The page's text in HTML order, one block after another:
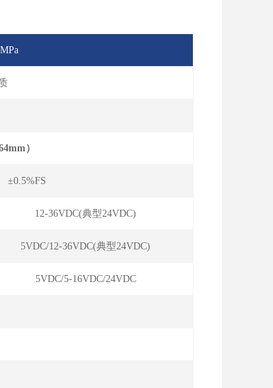
）
12-36VDC(典型24VDC)
5VDC/12-36VDC(典型24VDC)
5VDC/5-16VDC/24VDC